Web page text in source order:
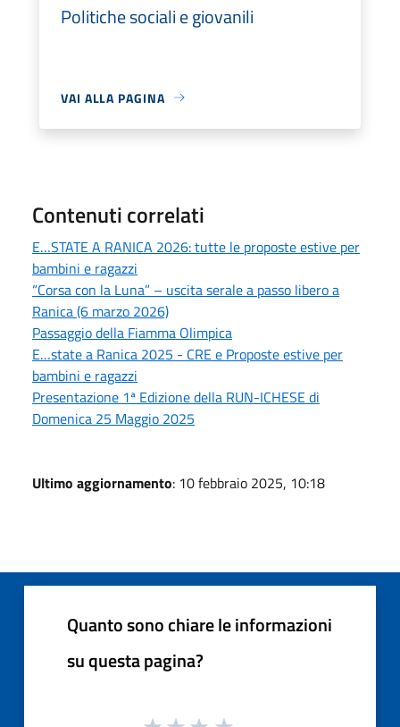
Politiche sociali e giovanili
VAI ALLA PAGINA
Contenuti correlati
E…STATE A RANICA 2026: tutte le proposte estive per
bambini e ragazzi
“Corsa con la Luna” – uscita serale a passo libero a
Ranica (6 marzo 2026)
Passaggio della Fiamma Olimpica
E…state a Ranica 2025 - CRE e Proposte estive per
bambini e ragazzi
Presentazione 1ª Edizione della RUN-ICHESE di
Domenica 25 Maggio 2025
Ultimo aggiornamento: 10 febbraio 2025, 10:18
Quanto sono chiare le informazioni
su questa pagina?